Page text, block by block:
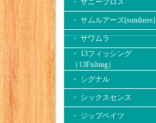
・ サニーブロス
・ サムルアーズ(sumlures)
・ サワムラ
・ 13フィッシング
（13Fishing）
・ シグナル
・ シックスセンス
・ ジップベイツ